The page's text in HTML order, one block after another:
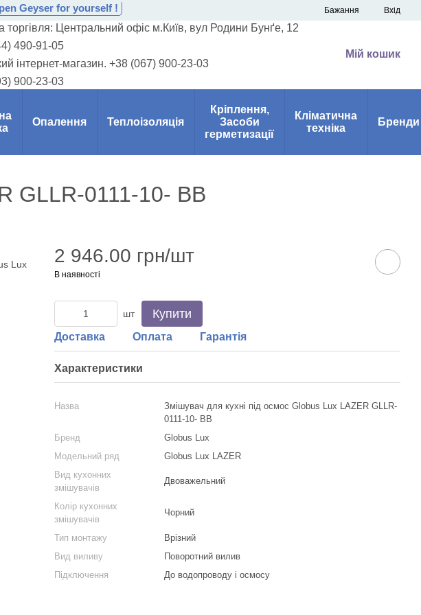
Geyser for yourself ! Бажання Вхід
торгівля: Центральний офіс м.Київ, вул Родини Бунґе, 12
490-91-05
інтернет-магазин. +38 (067) 900-23-03
900-23-03
Мій кошик
Опалення Теплоізоляція
Кріплення,
Засоби
герметизації
Кліматична
техніка
Бренди
GLLR-0111-10- BB
2 946.00 грн/шт
В наявності
шт Купити
Доставка Оплата Гарантія
Характеристики
Назва
Змішувач для кухні під осмос Globus Lux LAZER GLLR-
0111-10- BB
Бренд
Globus Lux
Модельний ряд
Globus Lux LAZER
Вид кухонних
змішувачів
Двоважельний
Колір кухонних
змішувачів
Чорний
Тип монтажу
Врізний
Вид виливу
Поворотний вилив
Підключення
До водопроводу і осмосу